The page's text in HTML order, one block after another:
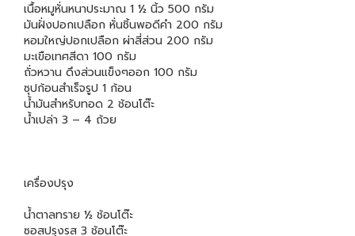
เนื้อหมูหั่นหนาประมาณ 1 ½ นิ้ว 500 กรัม
มันฝั่งปอกเปลือก หั่นชิ้นพอดีคำ 200 กรัม
หอมใหญ่ปอกเปลือก ผ่าสี่ส่วน 200 กรัม
มะเขือเทศสีดา 100 กรัม
ถั่วหวาน ดึงส่วนแข็งๆออก 100 กรัม
ซุปก้อนสำเร็จรูป 1 ก้อน
น้ำมันสำหรับทอด 2 ช้อนโต๊ะ
น้ำเปล่า 3 – 4 ถ้วย
เครื่องปรุง
น้ำตาลทราย ½ ช้อนโต๊ะ
ซอสปรุงรส 3 ช้อนโต๊ะ